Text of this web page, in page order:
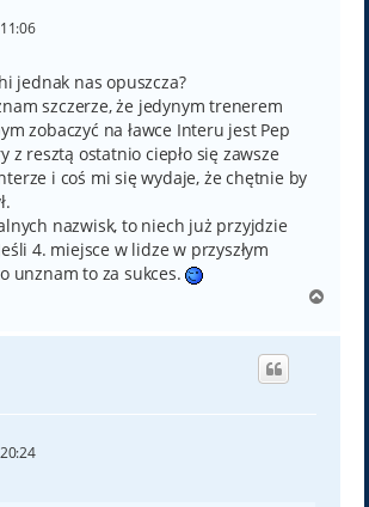
jednak nas opuszcza?
szczerze, że jedynym trenerem
zobaczyć na ławce Interu jest Pep
z resztą ostatnio ciepło się zawsze
i coś mi się wydaje, że chętnie by
nazwisk, to niech już przyjdzie
4. miejsce w lidze w przyszłym
unznam to za sukces.
g